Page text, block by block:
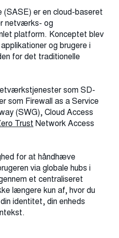
er en cloud-baseret
netværks- og
platform. Konceptet blev
og brugere i
for det traditionelle
som SD-
som Firewall as a Service
(SWG), Cloud Access
Trust Network Access
for at håndhæve
via globale hubs i
et centraliseret
længere kun af, hvor du
identitet, din enheds